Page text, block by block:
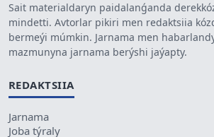
Sait materialdaryn paidalanǵanda
mindetti. Avtorlar pikiri men redaktsiia
bermeýi múmkin. Jarnama men
mazmunyna jarnama berýshi jaýapty.
REDAKTSIIA
Jarnama
Joba týraly